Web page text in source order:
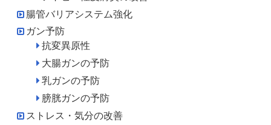
腸管バリアシステム強化
ガン予防
抗変異原性
大腸ガンの予防
乳ガンの予防
膀胱ガンの予防
ストレス・気分の改善